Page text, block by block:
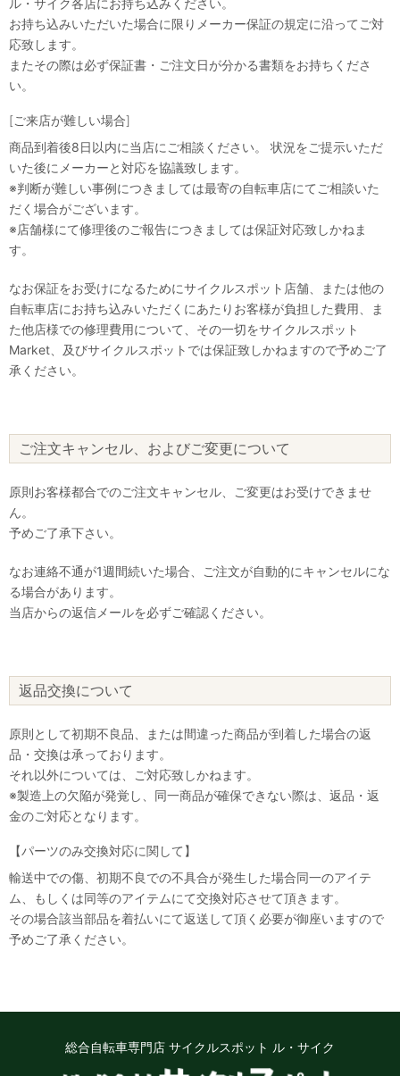
お持ち込みいただいた場合に限りメーカー保証の規定に沿ってご対
応致します。
またその際は必ず保証書・ご注文日が分かる書類をお持ちくださ
い。
[ご来店が難しい場合]
商品到着後8日以内に当店にご相談ください。 状況をご提示いただ
いた後にメーカーと対応を協議致します。
※判断が難しい事例につきましては最寄の自転車店にてご相談いた
だく場合がございます。
※店舗様にて修理後のご報告につきましては保証対応致しかねま
す。
なお保証をお受けになるためにサイクルスポット店舗、または他の
自転車店にお持ち込みいただくにあたりお客様が負担した費用、ま
た他店様での修理費用について、その一切をサイクルスポット
Market、及びサイクルスポットでは保証致しかねますので予めご了
承ください。
ご注文キャンセル、およびご変更について
原則お客様都合でのご注文キャンセル、ご変更はお受けできませ
ん。
予めご了承下さい。
なお連絡不通が1週間続いた場合、ご注文が自動的にキャンセルにな
る場合があります。
当店からの返信メールを必ずご確認ください。
返品交換について
原則として初期不良品、または間違った商品が到着した場合の返
品・交換は承っております。
それ以外については、ご対応致しかねます。
※製造上の欠陥が発覚し、同一商品が確保できない際は、返品・返
金のご対応となります。
【パーツのみ交換対応に関して】
輸送中での傷、初期不良での不具合が発生した場合同一のアイテ
ム、もしくは同等のアイテムにて交換対応させて頂きます。
その場合該当部品を着払いにて返送して頂く必要が御座いますので
予めご了承ください。
総合自転車専門店 サイクルスポット ル・サイク
なにかお困りのことはございますか？